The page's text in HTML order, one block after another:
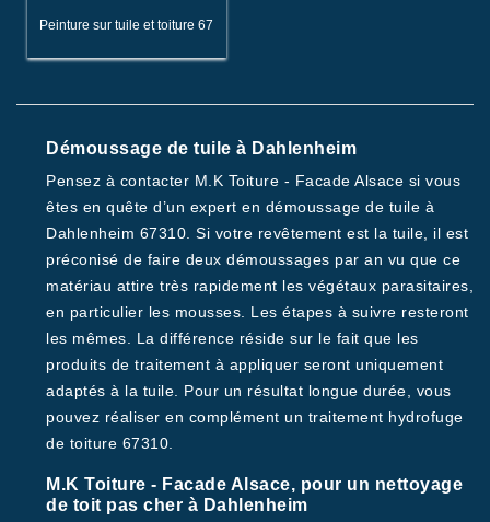
Peinture sur tuile et toiture 67
Démoussage de tuile à Dahlenheim
Pensez à contacter M.K Toiture - Facade Alsace si vous
êtes en quête d’un expert en démoussage de tuile à
Dahlenheim 67310. Si votre revêtement est la tuile, il est
préconisé de faire deux démoussages par an vu que ce
matériau attire très rapidement les végétaux parasitaires,
en particulier les mousses. Les étapes à suivre resteront
les mêmes. La différence réside sur le fait que les
produits de traitement à appliquer seront uniquement
adaptés à la tuile. Pour un résultat longue durée, vous
pouvez réaliser en complément un traitement hydrofuge
de toiture 67310.
M.K Toiture - Facade Alsace, pour un nettoyage
de toit pas cher à Dahlenheim